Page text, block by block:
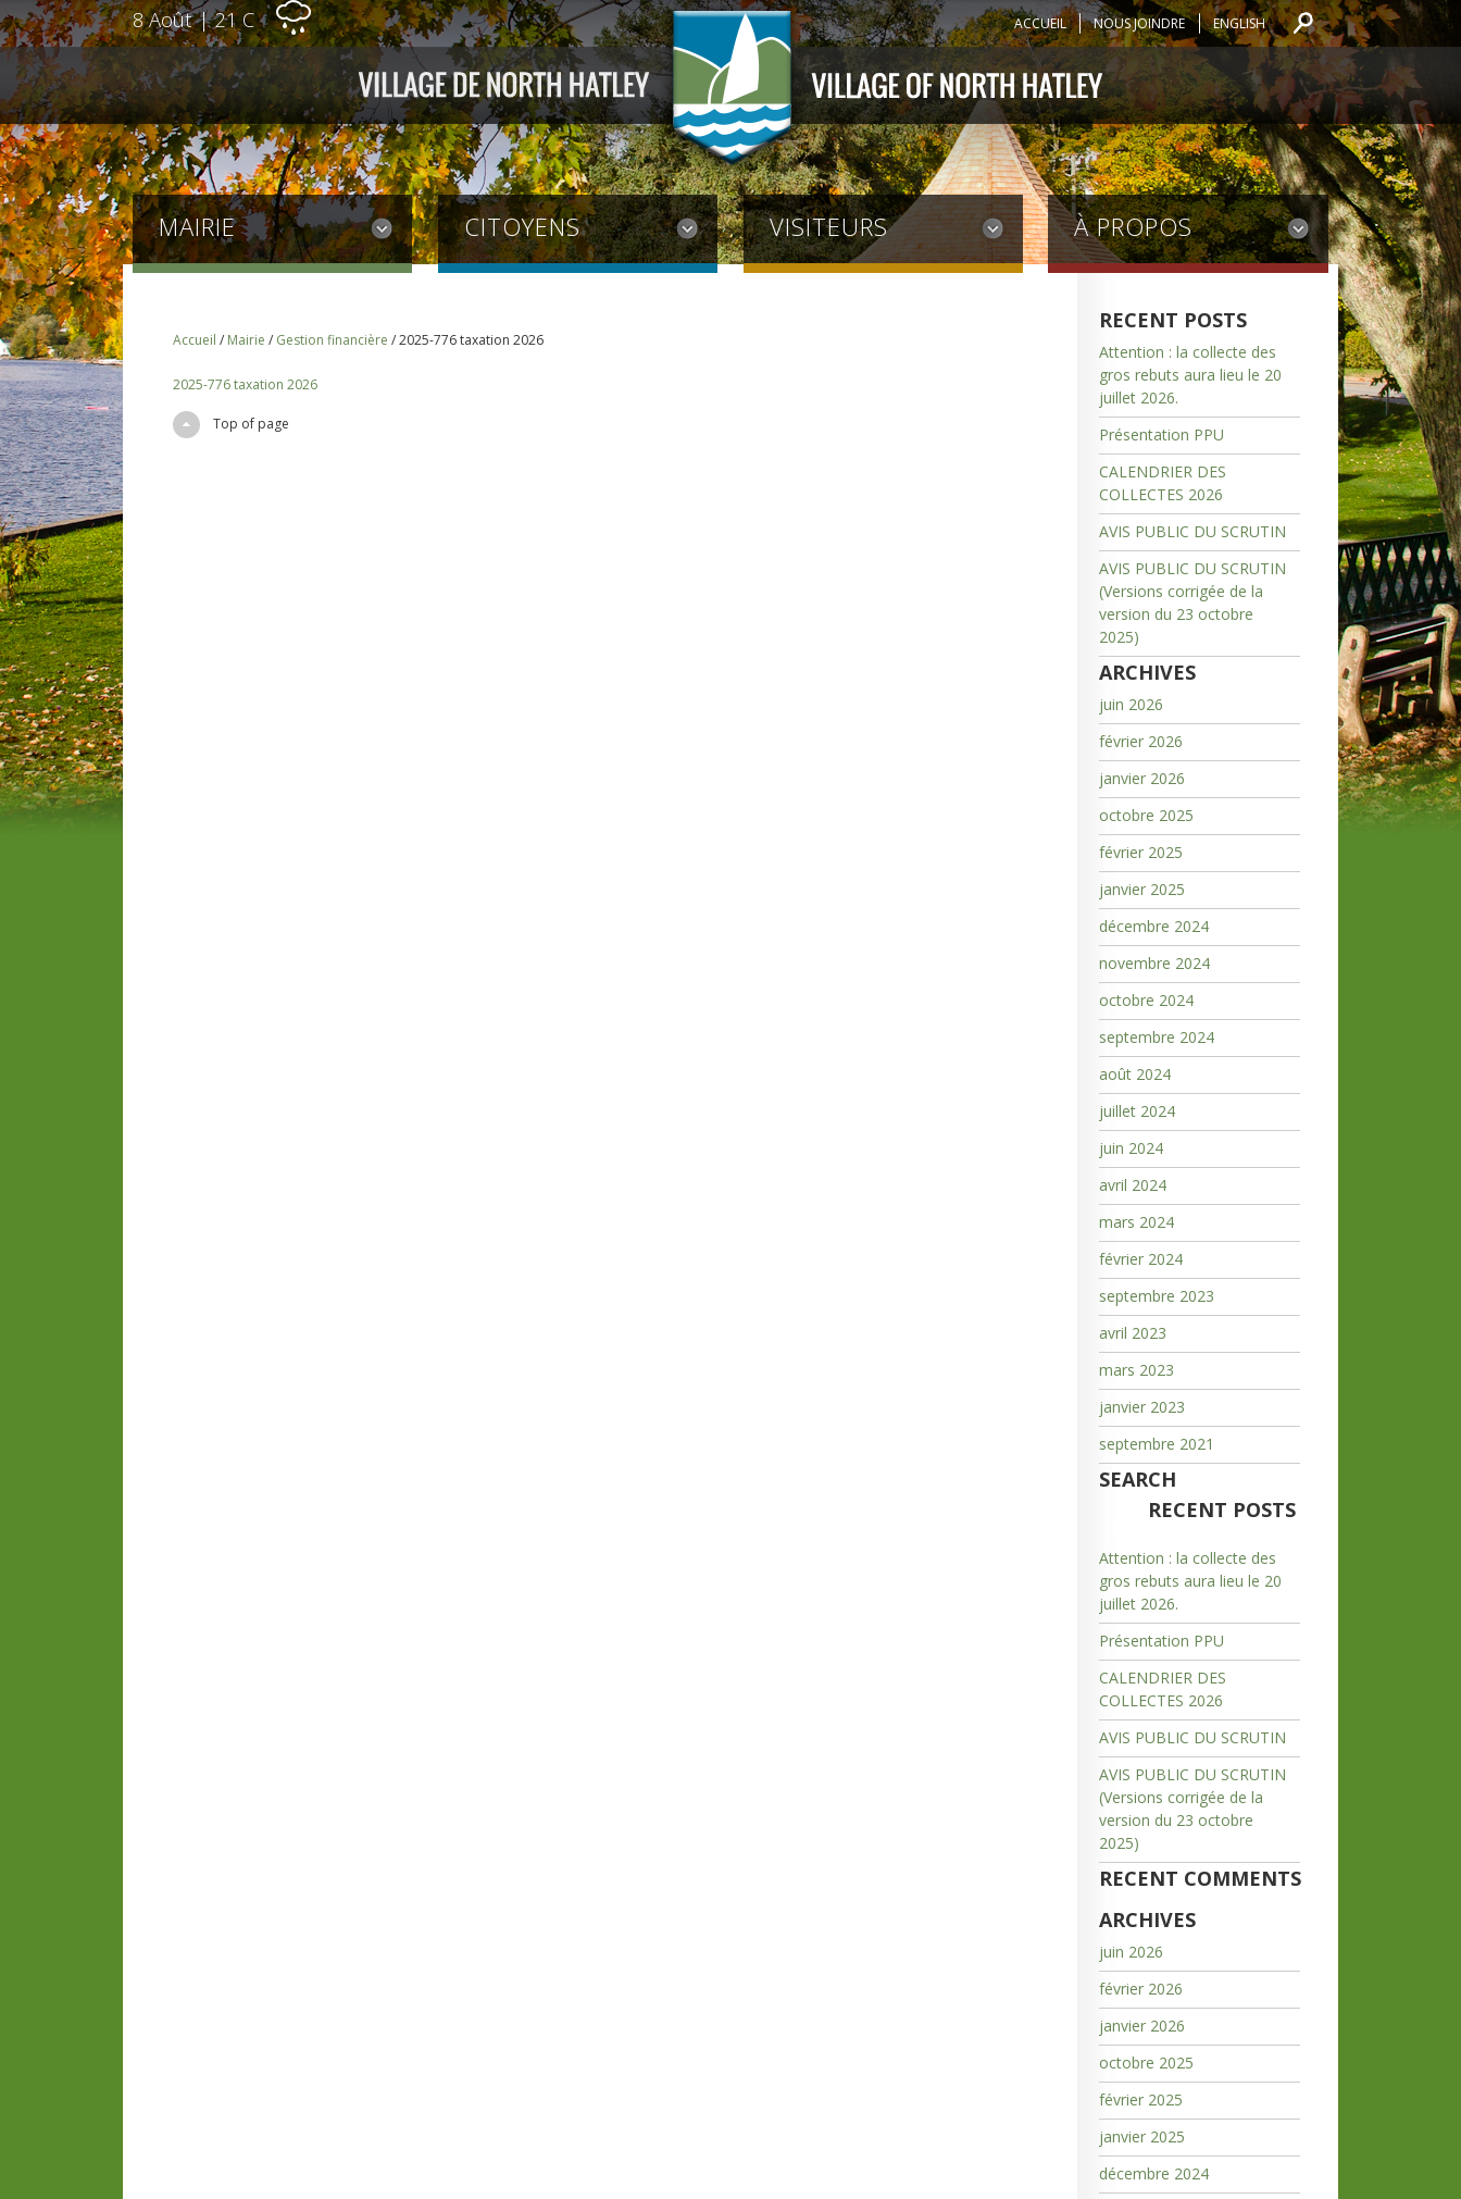
8 Août | 21 C ACCUEIL NOUS JOINDRE ENGLISH
MAIRIE CITOYENS VISITEURS À PROPOS
Accueil / Mairie / Gestion financière /2025-776 taxation 2026
2025-776 taxation 2026
Top of page
RECENT POSTS
Attention : la collecte des
gros rebuts aura lieu le 20
juillet 2026.
Présentation PPU
CALENDRIER DES
COLLECTES 2026
AVIS PUBLIC DU SCRUTIN
AVIS PUBLIC DU SCRUTIN
(Versions corrigée de la
version du 23 octobre
2025)
ARCHIVES
juin 2026
février 2026
janvier 2026
octobre 2025
février 2025
janvier 2025
décembre 2024
novembre 2024
octobre 2024
septembre 2024
août 2024
juillet 2024
juin 2024
avril 2024
mars 2024
février 2024
septembre 2023
avril 2023
mars 2023
janvier 2023
septembre 2021
SEARCH
RECENT POSTS
Attention : la collecte des
gros rebuts aura lieu le 20
juillet 2026.
Présentation PPU
CALENDRIER DES
COLLECTES 2026
AVIS PUBLIC DU SCRUTIN
AVIS PUBLIC DU SCRUTIN
(Versions corrigée de la
version du 23 octobre
2025)
RECENT COMMENTS
ARCHIVES
juin 2026
février 2026
janvier 2026
octobre 2025
février 2025
janvier 2025
décembre 2024